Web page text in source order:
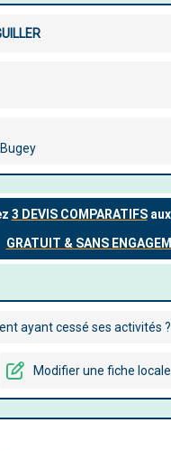
ayant cessé ses activités ?
Modifier une fiche locale